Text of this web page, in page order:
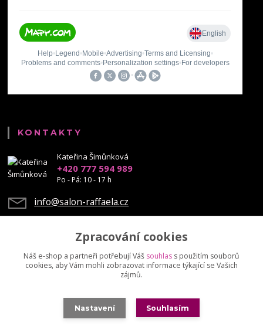
KONTAKTY
Kateřina Šimůnková
+420 777 594 989
Po - Pá: 10 - 17 h
info@salon-raffaela.cz
Upravit sběr cookies.
© Mgr. Kateřina Šimůnková, 2023 - další šíření našich fotek je chráněno
autorskými právy
Zpracování cookies
Náš e-shop a partneři potřebují Váš souhlas s použitím souborů
cookies, aby Vám mohli zobrazovat informace týkající se Vašich
zájmů.
Nastavení Souhlasím